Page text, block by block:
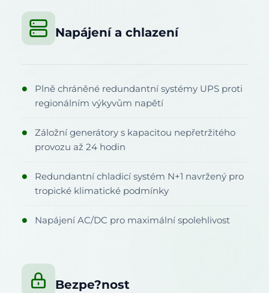
Napájení a chlazení
●
Plně chráněné redundantní systémy UPS proti
regionálním výkyvům napětí
●
Záložní generátory s kapacitou nepřetržitého
provozu až 24 hodin
●
Redundantní chladicí systém N+1 navržený pro
tropické klimatické podmínky
● Napájení AC/DC pro maximální spolehlivost
Bezpe?nost